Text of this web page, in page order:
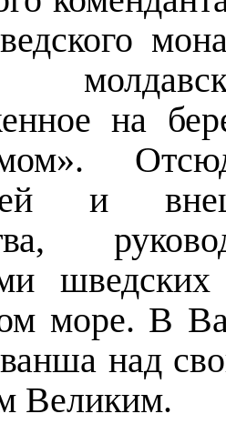
на
и
море. В
над
Великим.